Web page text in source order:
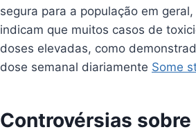
segura para a população em
indicam que muitos casos de
doses elevadas, como
dose semanal diariamente Some
Controvérsias